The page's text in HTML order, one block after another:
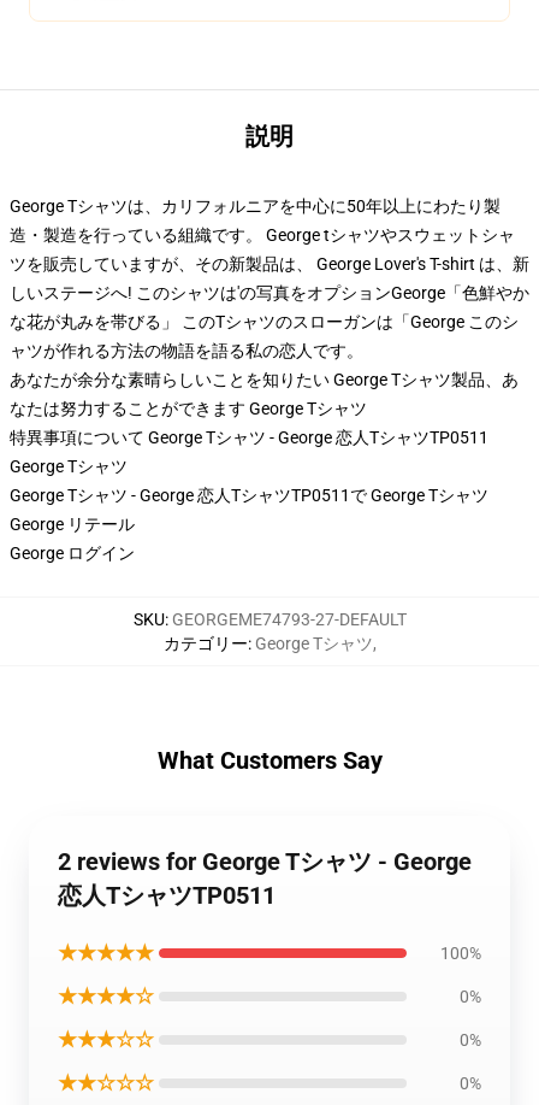
説明
George Tシャツは、カリフォルニアを中心に50年以上にわたり製
造・製造を行っている組織です。 George tシャツやスウェットシャ
ツを販売していますが、その新製品は、 George Lover's T-shirt は、新
しいステージへ! このシャツは'の写真をオプションGeorge「色鮮やか
な花が丸みを帯びる」 このTシャツのスローガンは「George このシ
ャツが作れる方法の物語を語る私の恋人です。
あなたが余分な素晴らしいことを知りたい George Tシャツ製品、あ
なたは努力することができます George Tシャツ
特異事項について George Tシャツ - George 恋人TシャツTP0511
George Tシャツ
George Tシャツ - George 恋人TシャツTP0511で George Tシャツ
George リテール
George ログイン
SKU: GEORGEME74793-27-DEFAULT
カテゴリー: George Tシャツ,
What Customers Say
2 reviews for George Tシャツ - George
恋人TシャツTP0511
★★★★★ 100%
★★★★☆ 0%
★★★☆☆ 0%
★★☆☆☆ 0%